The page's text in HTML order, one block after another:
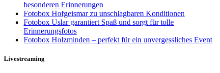
besonderen Erinnerungen
Fotobox Hofgeismar zu unschlagbaren Konditionen
Fotobox Uslar garantiert Spaß und sorgt für tolle
Erinnerungsfotos
Fotobox Holzminden – perfekt für ein unvergessliches Event
Livestreaming